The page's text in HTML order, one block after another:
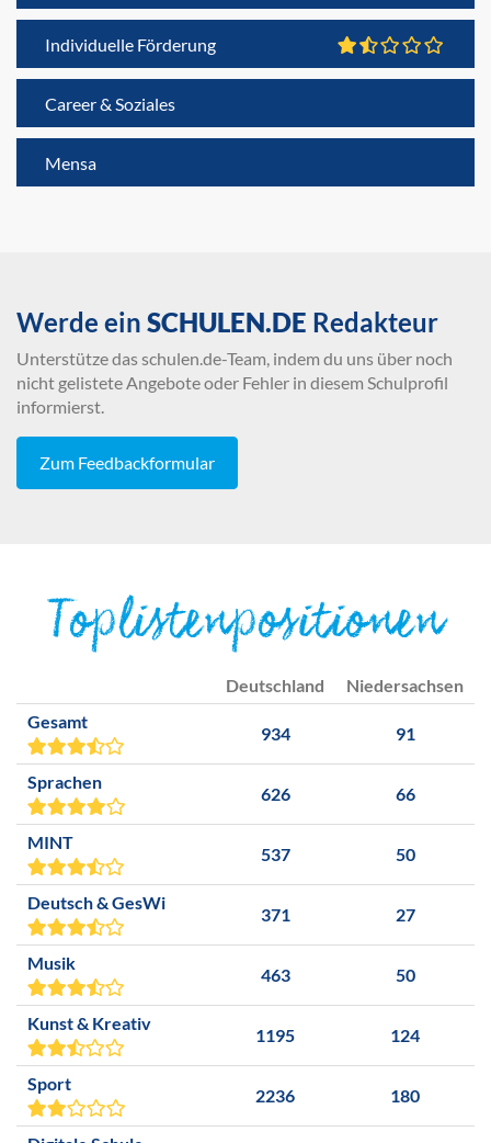
Individuelle Förderung
Career & Soziales
Mensa
Werde ein SCHULEN.DE Redakteur
Unterstütze das schulen.de-Team, indem du uns über noch
nicht gelistete Angebote oder Fehler in diesem Schulprofil
informierst.
Zum Feedbackformular
Toplistenpositionen
Deutschland
Niedersachsen
Gesamt
934 91
Sprachen
626 66
MINT
537 50
Deutsch & GesWi
371 27
Musik
463 50
Kunst & Kreativ
1195 124
Sport
2236 180